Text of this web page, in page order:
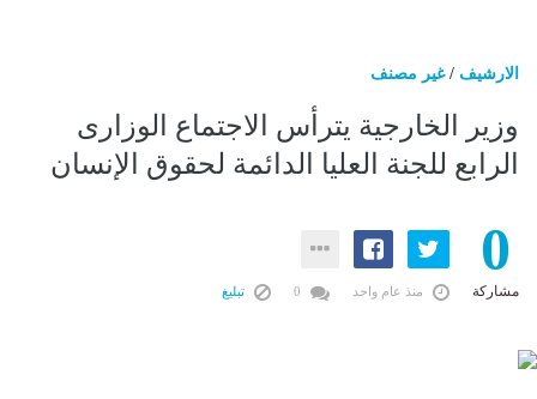
الارشيف /غير مصنف
وزير الخارجية يترأس الاجتماع الوزارى
الرابع للجنة العليا الدائمة لحقوق الإنسان
0
مشاركة منذ عام واحد تبليغ